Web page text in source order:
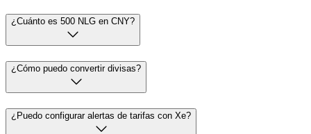
¿Cuánto es 500 NLG en CNY?
¿Cómo puedo convertir divisas?
¿Puedo configurar alertas de tarifas con Xe?